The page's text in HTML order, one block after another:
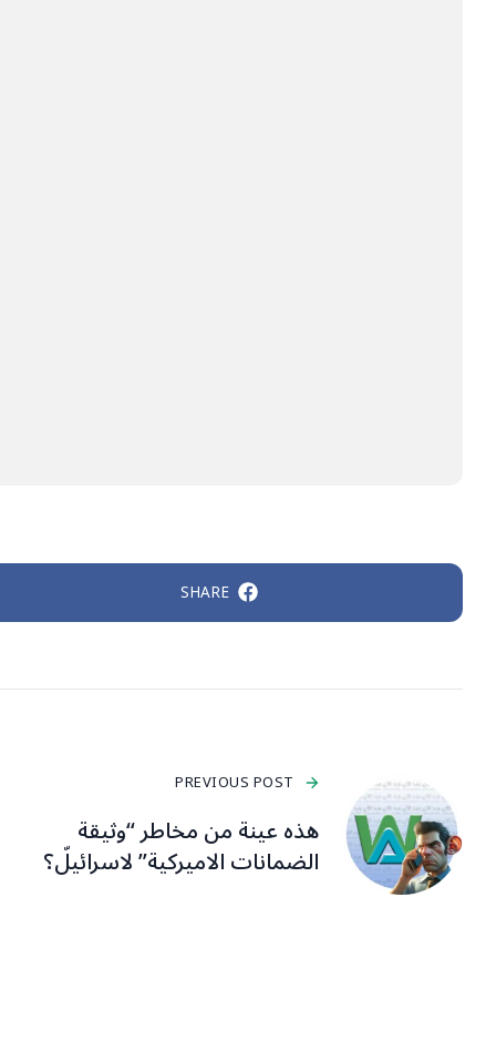
SHARE
PREVIOUS POST
هذه عينة من مخاطر “وثيقة
الضمانات الاميركية” لاسرائيلّ؟